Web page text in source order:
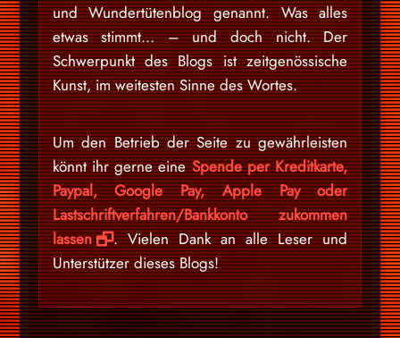
und Wundertütenblog genannt. Was alles
etwas stimmt… – und doch nicht. Der
Schwerpunkt des Blogs ist zeitgenössische
Kunst, im weitesten Sinne des Wortes.
Um den Betrieb der Seite zu gewährleisten
könnt ihr gerne eineSpende per Kreditkarte,
Paypal, Google Pay, Apple Pay oder
Lastschriftverfahren/Bankkonto zukommen
lassen
. Vielen Dank an alle Leser und
Unterstützer dieses Blogs!